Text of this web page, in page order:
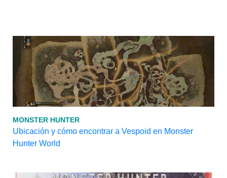
MONSTER HUNTER
Ubicación y cómo encontrar a Vespoid en Monster
Hunter World